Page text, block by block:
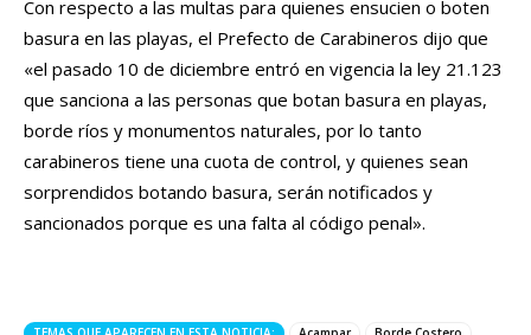
Con respecto a las multas para quienes ensucien o boten
basura en las playas, el Prefecto de Carabineros dijo que
«el pasado 10 de diciembre entró en vigencia la ley 21.123
que sanciona a las personas que botan basura en playas,
borde ríos y monumentos naturales, por lo tanto
carabineros tiene una cuota de control, y quienes sean
sorprendidos botando basura, serán notificados y
sancionados porque es una falta al código penal».